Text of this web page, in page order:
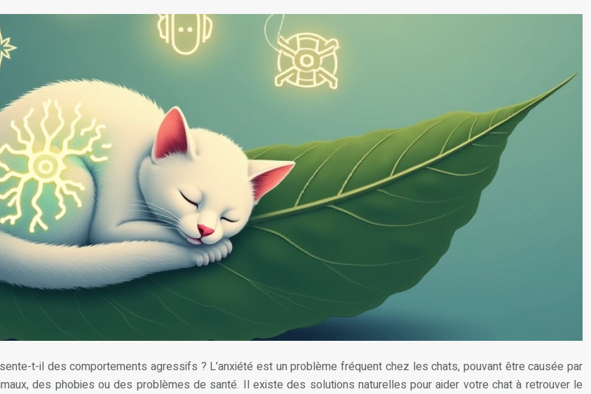
t-il des comportements agressifs ? L’anxiété est un problème fréquent chez les chats, pouvant être causée par
des phobies ou des problèmes de santé. Il existe des solutions naturelles pour aider votre chat à retrouver le